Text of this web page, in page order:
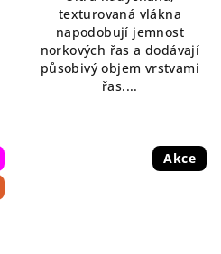
texturovaná vlákna
napodobují jemnost
norkových řas a dodávají
působivý objem vrstvami
řas....
Akce